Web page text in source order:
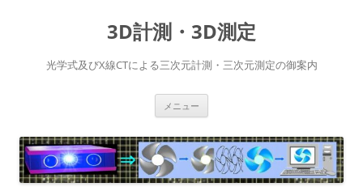
3D計測・3D測定
光学式及びX線CTによる三次元計測・三次元測定の御案内
メニュー